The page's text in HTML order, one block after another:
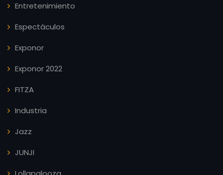
Entretenimiento
Espectáculos
Exponor
Exponor 2022
FITZA
Industria
Jazz
JUNJI